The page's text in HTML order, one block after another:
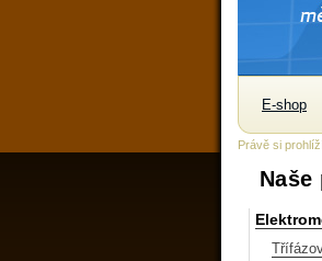
E-shop
Právě si